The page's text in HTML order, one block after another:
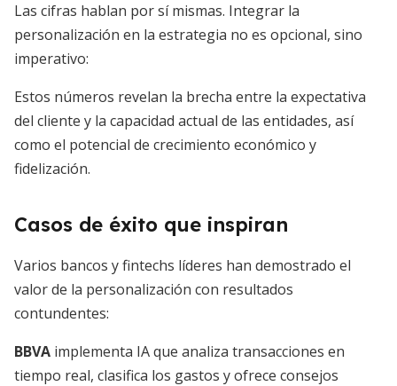
Las cifras hablan por sí mismas. Integrar la
personalización en la estrategia no es opcional, sino
imperativo:
Estos números revelan la brecha entre la expectativa
del cliente y la capacidad actual de las entidades, así
como el potencial de crecimiento económico y
fidelización.
Casos de éxito que inspiran
Varios bancos y fintechs líderes han demostrado el
valor de la personalización con resultados
contundentes:
BBVA implementa IA que analiza transacciones en
tiempo real, clasifica los gastos y ofrece consejos